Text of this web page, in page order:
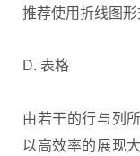
推荐使用折线图
D. 表格
由若干的行与列
以高效率的展现